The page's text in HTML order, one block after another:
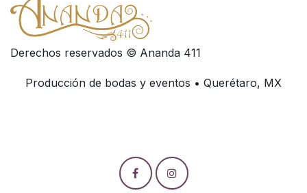
Derechos reservados © Ananda 411
Producción de bodas y eventos • Querétaro, MX